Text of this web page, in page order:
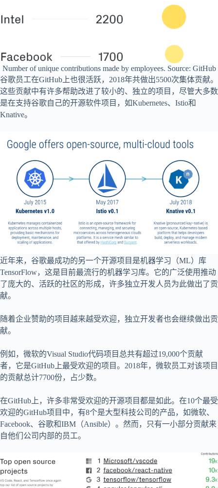
Number of unique contributions made by employees. Source: GitHub
谷歌员工在GitHub上也很活跃，2018年共做出5500次集体贡献。
这些贡献中有许多帮助改进了较小的、独立的项目，尽管大多数
是在支持谷歌自己的开源软件项目，如Kubernetes、Istio和
Knative。
近年来，谷歌最成功的另一个开源项目是机器学习（ML）库
TensorFlow，这是目前最流行的机器学习库。它的广泛使用推动
了庞大的、活跃的社区的形成，许多独立开发人员为此做出了贡
献。
随着企业赞助的项目越来越受欢迎，独立开发者也会继续做出贡
献。
例如，微软的Visual Studio代码项目总共有超过19,000个贡献
者，它是GitHub上最受欢迎的项目。2018年，微软员工对该项目
的贡献总计7700份，占少数。
在GitHub上，许多非常受欢迎的开源项目都是如此。在10个最受
欢迎的GitHub项目中，有8个是大型科技公司的产品，如微软、
Facebook、谷歌和IBM（Ansible）。然而，只有一小部分贡献来
自他们公司内部的员工。